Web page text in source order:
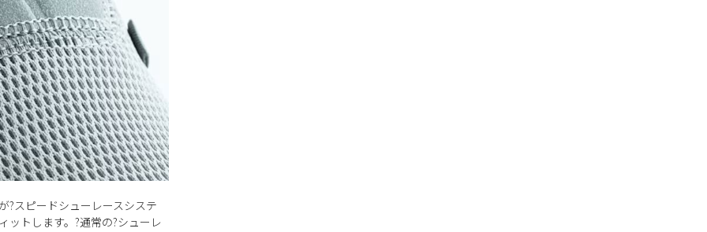
?スピードシューレースシステ
ットします。?通常の?シューレ